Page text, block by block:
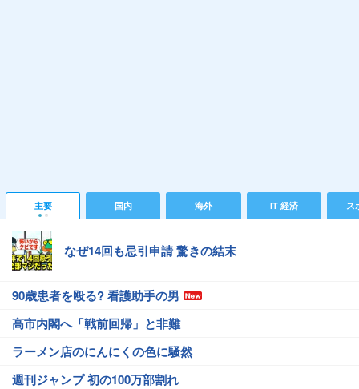
主要 国内 海外 IT 経済 ス
なぜ14回も忌引申請 驚きの結末
90歳患者を殴る? 看護助手の男
高市内閣へ「戦前回帰」と非難
ラーメン店のにんにくの色に騒然
週刊ジャンプ 初の100万部割れ